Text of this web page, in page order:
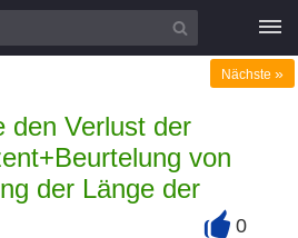
den Verlust der
von
der Länge der
Nächste »
0